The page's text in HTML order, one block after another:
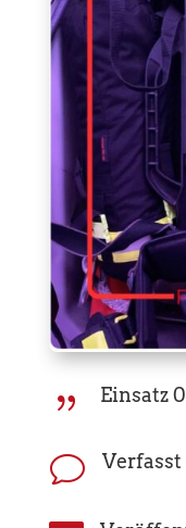
{ Einsatz
v Verfasst